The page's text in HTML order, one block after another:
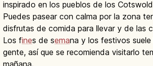
inspirado en los pueblos de los
Puedes pasear con calma por la zona
disfrutas de comida para llevar y de las
Los fines de semana y los festivos
gente, así que se recomienda visitarlo
mañana.